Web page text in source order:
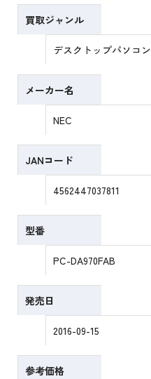
買取ジャンル
デスクトップパソコン
メーカー名
NEC
JANコード
4562447037811
型番
PC-DA970FAB
発売日
2016-09-15
参考価格